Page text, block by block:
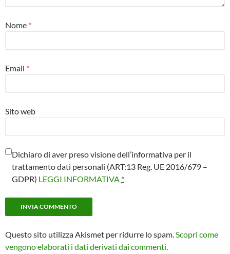
Nome *
Email *
Sito web
Dichiaro di aver preso visione dell’informativa per il
trattamento dati personali (ART:13 Reg. UE 2016/679 –
GDPR) LEGGI INFORMATIVA *
Questo sito utilizza Akismet per ridurre lo spam.Scopri come
vengono elaborati i dati derivati dai commenti.